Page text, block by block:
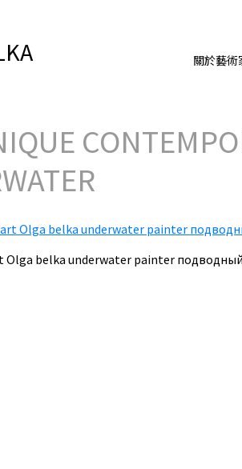
關於藝術
belka underwater painter